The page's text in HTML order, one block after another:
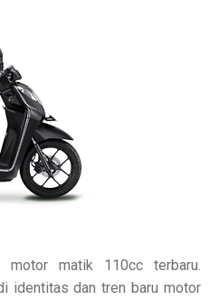
motor matik 110cc terbaru.
identitas dan tren baru motor